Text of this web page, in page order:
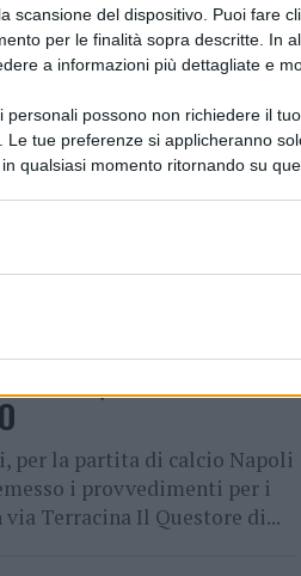
scansione del dispositivo. Puoi fare
per le finalità sopra descritte. In
a informazioni più dettagliate e
possono non richiedere il
tue preferenze si applicheranno
qualsiasi momento ritornando su
in corsa per il
serie A faticano,
Sorprende: Fiorentina e
e Inter Ripartono Domani,
e Juventus, che si
La Questura
per la partita di calcio Napoli
i provvedimenti per i
Terracina Il Questore di...